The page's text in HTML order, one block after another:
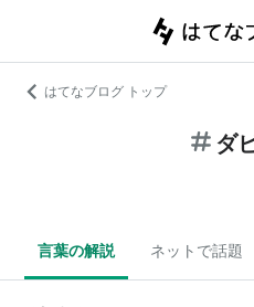
はてなブログ トップ
ダ
言葉の解説 ネットで話題